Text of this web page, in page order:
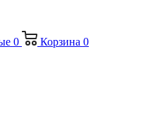
0 Корзина 0